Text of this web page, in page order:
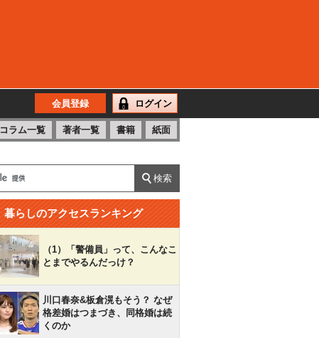
会員登録 ログイン
コラム一覧 著者一覧 書籍 紙面
暮らしのアクセスランキング
（1）「警備員」って、こんなこ
とまでやるんだっけ？
川口春奈&板倉滉もそう？ なぜ
格差婚はつまづき、同格婚は続
くのか